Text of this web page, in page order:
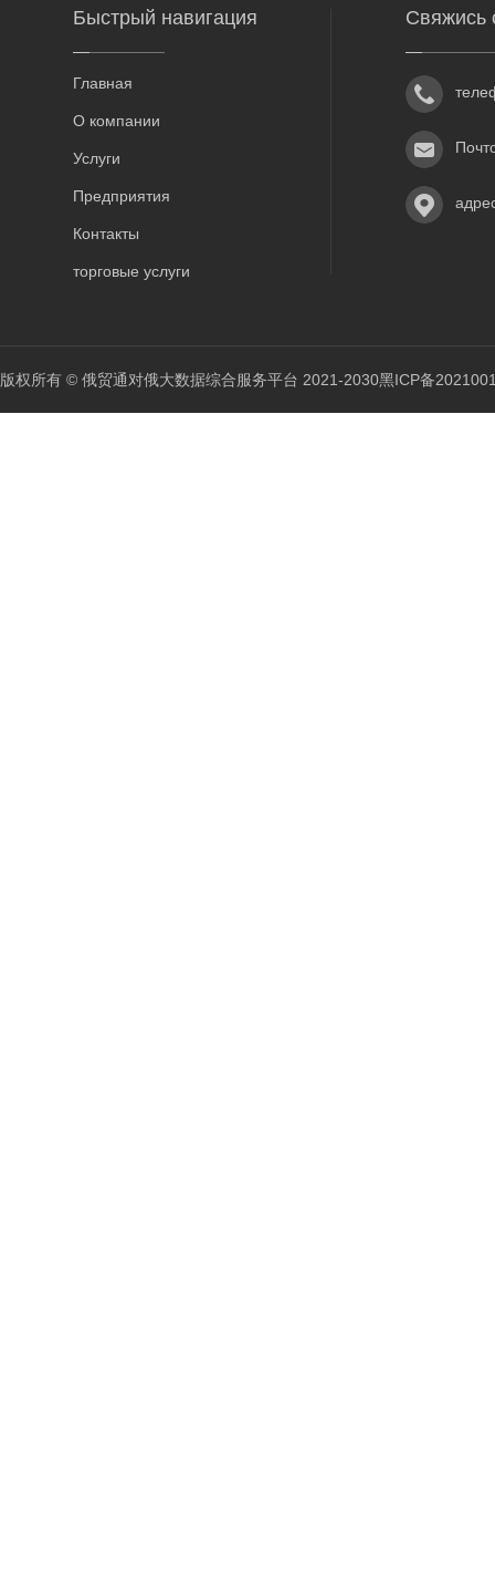
Быстрый навигация
Главная
О компании
Услуги
Предприятия
Контакты
торговые услуги
Свяжись
版权所有 © 俄贸通对俄大数据综合服务平台 2021-2030黑ICP备